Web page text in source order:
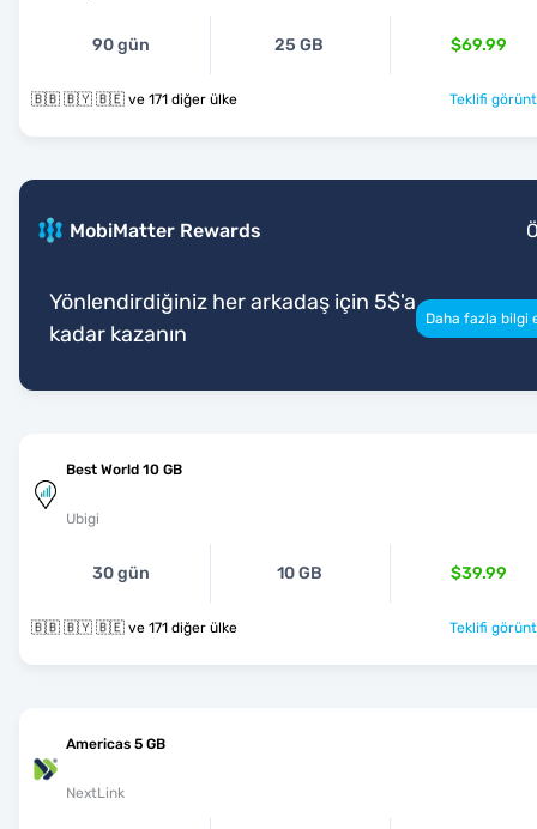
90 gün 25 GB $69.99
🇧🇧 🇧🇾 🇧🇪 ve 171 diğer ülke Teklifi
MobiMatter Rewards
Yönlendirdiğiniz her arkadaş için 5$'a
kadar kazanın
Daha fazla bilgi
Best World 10 GB
Ubigi
30 gün 10 GB $39.99
🇧🇧 🇧🇾 🇧🇪 ve 171 diğer ülke Teklifi
Americas 5 GB
NextLink